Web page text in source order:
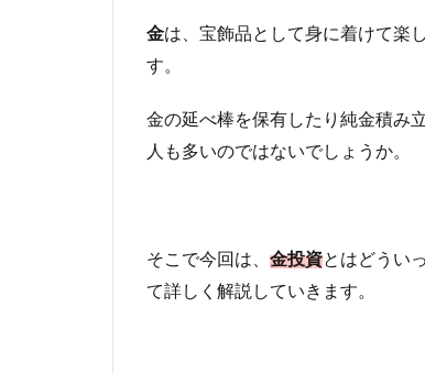
金は、宝飾品として身に着けて楽
す。
金の延べ棒を保有したり純金積み
人も多いのではないでしょうか。
そこで今回は、 金投資とはどうい
て詳しく解説していきます。